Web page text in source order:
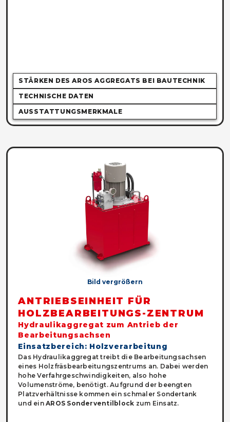
STÄRKEN DES AROS AGGREGATS BEI BAUTECHNIK
TECHNISCHE DATEN
AUSSTATTUNGSMERKMALE
ANTRIEBSEINHEIT FÜR
HOLZBEARBEITUNGS-ZENTRUM
Hydraulikaggregat zum Antrieb der
Bearbeitungsachsen
Einsatzbereich: Holzverarbeitung
Das Hydraulikaggregat treibt die Bearbeitungsachsen
eines Holzfräsbearbeitungszentrums an. Dabei werden
hohe Verfahrgeschwindigkeiten, also hohe
Volumenströme, benötigt. Aufgrund der beengten
Platzverhältnisse kommen ein schmaler Sondertank
und einAROS Sonderventilblock zum Einsatz.
Bild vergrößern